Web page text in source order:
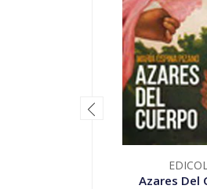
Azares Del